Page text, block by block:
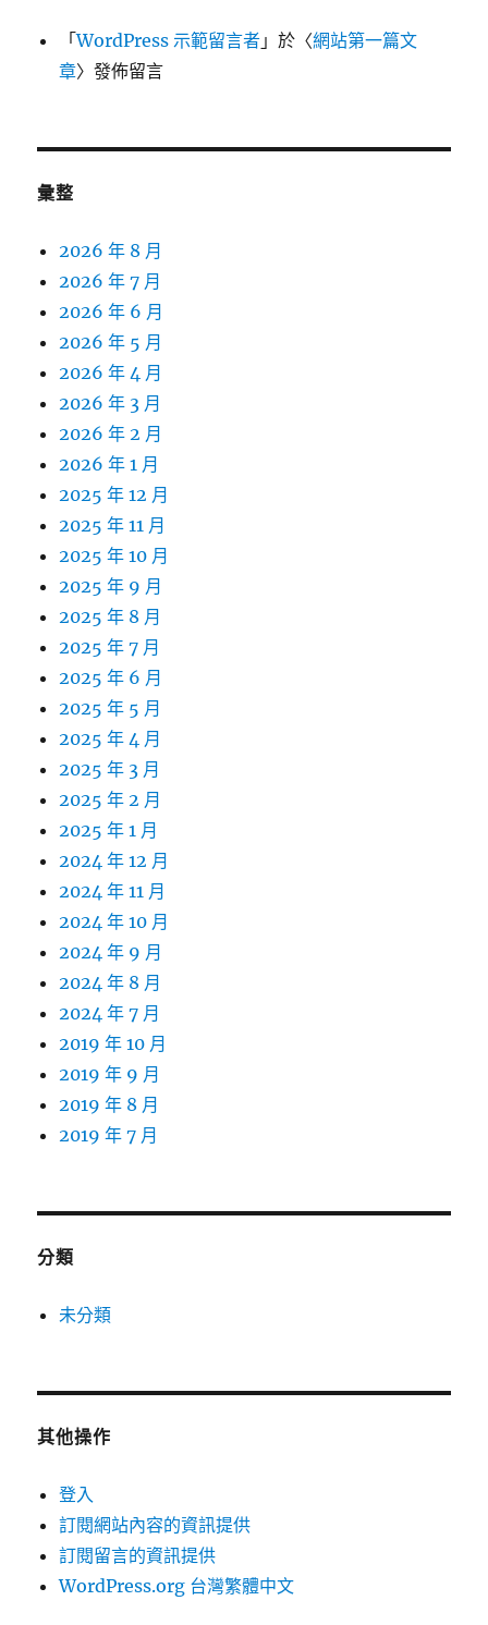
「WordPress 示範留言者 」於〈網站第一篇文
章〉發佈留言
彙整
2026 年 8 月
2026 年 7 月
2026 年 6 月
2026 年 5 月
2026 年 4 月
2026 年 3 月
2026 年 2 月
2026 年 1 月
2025 年 12 月
2025 年 11 月
2025 年 10 月
2025 年 9 月
2025 年 8 月
2025 年 7 月
2025 年 6 月
2025 年 5 月
2025 年 4 月
2025 年 3 月
2025 年 2 月
2025 年 1 月
2024 年 12 月
2024 年 11 月
2024 年 10 月
2024 年 9 月
2024 年 8 月
2024 年 7 月
2019 年 10 月
2019 年 9 月
2019 年 8 月
2019 年 7 月
分類
未分類
其他操作
登入
訂閱網站內容的資訊提供
訂閱留言的資訊提供
WordPress.org 台灣繁體中文